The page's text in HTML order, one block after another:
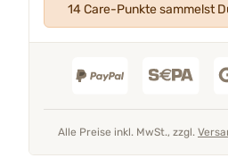
14 Care-Punkte sammelst
Alle Preise inkl. MwSt., zzgl.